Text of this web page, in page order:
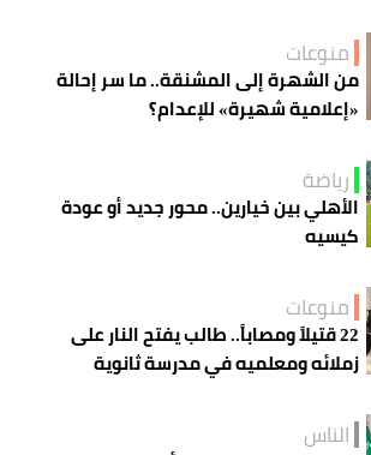
منوعات
من الشهرة إلى المشنقة.. ما سر إحالة
«إعلامية شهيرة» للإعدام؟
رياضة
الأهلي بين خيارين.. محور جديد أو عودة
كيسيه
منوعات
22 قتيلاً ومصاباً.. طالب يفتح النار على
زملائه ومعلميه في مدرسة ثانوية
الناس